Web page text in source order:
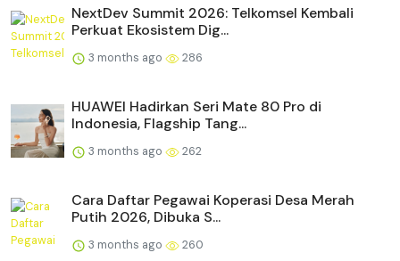
NextDev Summit 2026: Telkomsel Kembali
Perkuat Ekosistem Dig...
3 months ago 286
HUAWEI Hadirkan Seri Mate 80 Pro di
Indonesia, Flagship Tang...
3 months ago 262
Cara Daftar Pegawai Koperasi Desa Merah
Putih 2026, Dibuka S...
3 months ago 260